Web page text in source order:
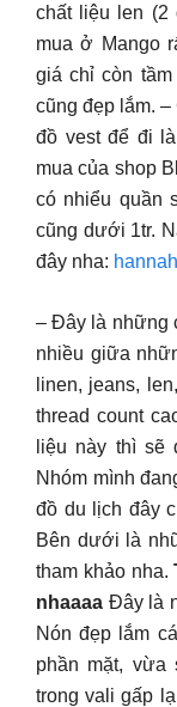
chất liệu len (2
mua ở Mango
giá chỉ còn
cũng đẹp lắm.
đồ vest để đi
mua của shop
có nhiểu quần
cũng dưới 1tr.
đây nha:
– Đây là những
nhiều giữa
linen, jeans,
thread count
liệu này thì sẽ
Nhóm mình
đồ du lịch đây
Bên dưới là
tham khảo nha.
nhaaaa Đây là
Nón đẹp lắm
phần mặt, vừa
trong vali gấp